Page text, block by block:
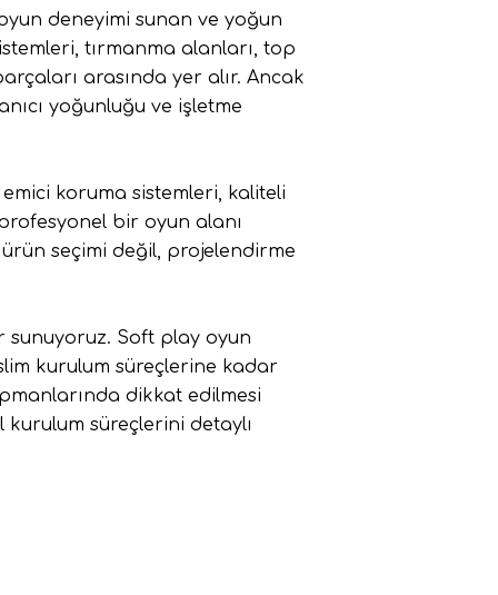
deneyimi sunan ve yoğun
tırmanma alanları, top
arasında yer alır. Ancak
yoğunluğu ve işletme
koruma sistemleri, kaliteli
bir oyun alanı
seçimi değil, projelendirme
sunuyoruz. Soft play oyun
kurulum süreçlerine kadar
dikkat edilmesi
süreçlerini detaylı